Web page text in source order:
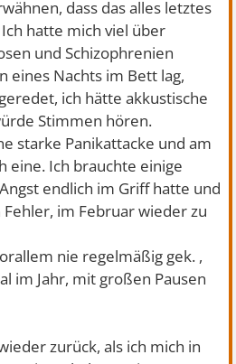
dass das alles letztes
hatte mich viel über
und Schizophrenien
eines Nachts im Bett lag,
ich hätte akkustische
Stimmen hören.
starke Panikattacke und am
eine. Ich brauchte einige
endlich im Griff hatte und
im Februar wieder zu
nie regelmäßig gek. ,
im Jahr, mit großen Pausen
zurück, als ich mich in